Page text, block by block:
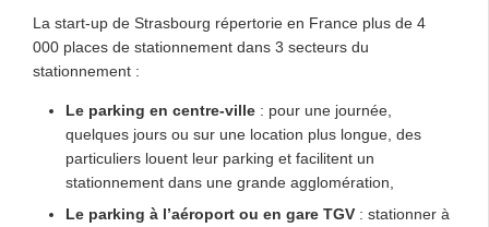
La start-up de Strasbourg répertorie en France plus de 4
000 places de stationnement dans 3 secteurs du
stationnement :
Le parking en centre-ville : pour une journée,
quelques jours ou sur une location plus longue, des
particuliers louent leur parking et facilitent un
stationnement dans une grande agglomération,
Le parking à l’aéroport ou en gare TGV : stationner à